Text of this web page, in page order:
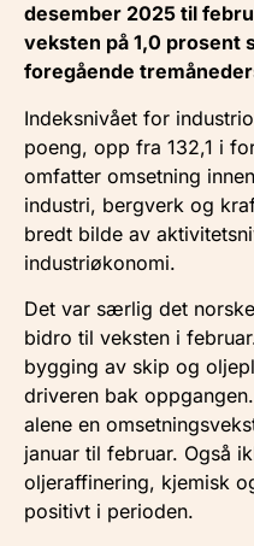
desember 2025 til
veksten på 1,0 prosent
foregående
Indeksnivået for
poeng, opp fra 132,1 i
omfatter omsetning
industri, bergverk og
bredt bilde av
industriøkonomi.
Det var særlig det
bidro til veksten i
bygging av skip og
driveren bak
alene en
januar til februar. Også
oljeraffinering, kjemisk
positivt i perioden.